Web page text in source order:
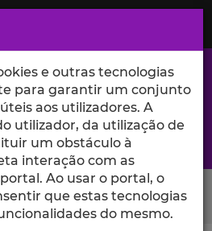
e ciência no Iscte
e outras tecnologias
para garantir um conjunto
aos utilizadores. A
utilizador, da utilização de
um obstáculo à
interação com as
Ao usar o portal, o
que estas tecnologias
do mesmo.